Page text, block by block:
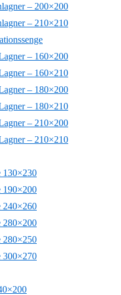
– 200×200
– 210×210
– 160×200
– 160×210
– 180×200
– 180×210
– 210×200
– 210×210
130×230
190×200
240×260
280×200
280×250
300×270